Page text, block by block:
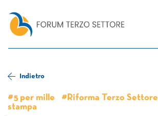
Indietro
#5 per mille #Riforma Terzo Settore
stampa